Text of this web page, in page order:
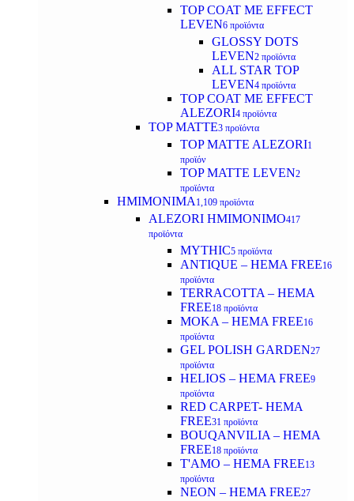
TOP COAT ME EFFECT
LEVEN6 προϊόντα
GLOSSY DOTS
LEVEN2 προϊόντα
ALL STAR TOP
LEVEN4 προϊόντα
TOP COAT ME EFFECT
ALEZORI4 προϊόντα
TOP MATTE3 προϊόντα
TOP MATTE ALEZORI1
προϊόν
TOP MATTE LEVEN2
προϊόντα
ΗΜΙΜΟΝΙΜΑ 1,109 προϊόντα
ALEZORI ΗΜΙΜΟΝΙΜΟ417
προϊόντα
MYTHIC5 προϊόντα
ANTIQUE – HEMA FREE16
προϊόντα
TERRACOTTA – HEMA
FREE18 προϊόντα
MOKA – HEMA FREE16
προϊόντα
GEL POLISH GARDEN27
προϊόντα
HELIOS – HEMA FREE9
προϊόντα
RED CARPET- HEMA
FREE31 προϊόντα
BOUQANVILIA – HEMA
FREE18 προϊόντα
T'AMO – HEMA FREE13
προϊόντα
NEON – HEMA FREE27